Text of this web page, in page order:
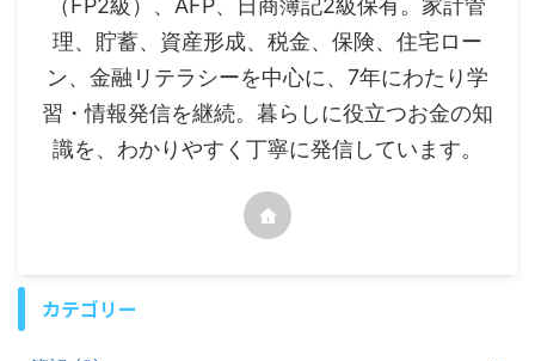
（FP2級）、AFP、日商簿記2級保有。家計管
理、貯蓄、資産形成、税金、保険、住宅ロー
ン、金融リテラシーを中心に、7年にわたり学
習・情報発信を継続。暮らしに役立つお金の知
識を、わかりやすく丁寧に発信しています。
カテゴリー